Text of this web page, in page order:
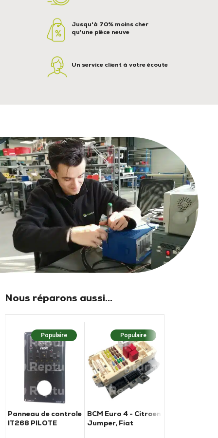
Jusqu'à 70% moins cher
qu'une pièce neuve
Un service client à votre écoute
Nous réparons aussi...
Populaire
Panneau de controle
IT268 PILOTE
Populaire
BCM Euro 4 - Citroen
Jumper, Fiat
Populaire